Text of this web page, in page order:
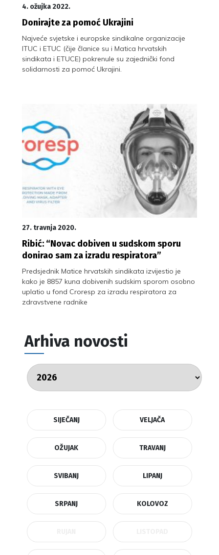
4. ožujka 2022.
Donirajte za pomoć Ukrajini
Najveće svjetske i europske sindikalne organizacije
ITUC i ETUC (čije članice su i Matica hrvatskih
sindikata i ETUCE) pokrenule su zajednički fond
solidarnosti za pomoć Ukrajini.
27. travnja 2020.
Ribić: “Novac dobiven u sudskom sporu
donirao sam za izradu respiratora”
Predsjednik Matice hrvatskih sindikata izvijestio je
kako je 8857 kuna dobivenih sudskim sporom osobno
uplatio u fond Croresp za izradu respiratora za
zdravstvene radnike
Arhiva novosti
SIJEČANJ VELJAČA
OŽUJAK TRAVANJ
SVIBANJ LIPANJ
SRPANJ KOLOVOZ